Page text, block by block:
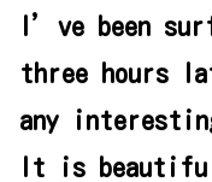
I’ve been
three hours
any
It is beautiful